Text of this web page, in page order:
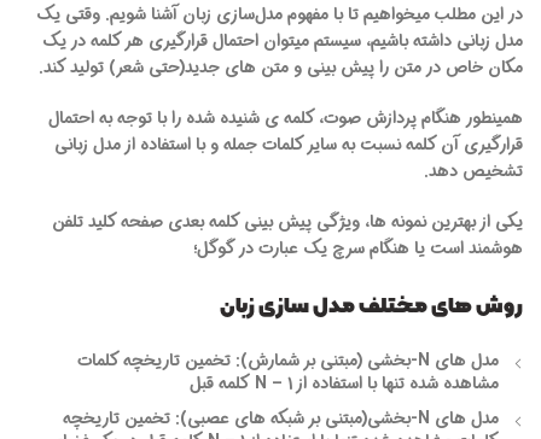
در این مطلب میخواهیم تا با مفهوم مدل‌سازی زبان آشنا شویم. وقتی یک
مدل زبانی داشته باشیم، سیستم میتوان احتمال قرارگیری هر کلمه در یک
مکان خاص در متن را پیش بینی و متن های جدید(حتی شعر) تولید کند.
همینطور هنگام پردازش صوت، کلمه ی شنیده شده را با توجه به احتمال
قرارگیری آن کلمه نسبت به سایر کلمات جمله و با استفاده از مدل زبانی
تشخیص دهد.
یکی از بهترین نمونه ها، ویژگی پیش بینی کلمه بعدی صفحه کلید تلفن
هوشمند است یا هنگام سرچ یک عبارت در گوگل؛
روش های مختلف مدل سازی زبان
مدل های N-بخشی (مبتنی بر شمارش):
تخمین تاریخچه کلمات
مشاهده شده تنها با استفاده از 1 – N کلمه قبل
مدل های N-بخشی(مبتنی بر شبکه های عصبی):
تخمین تاریخچه